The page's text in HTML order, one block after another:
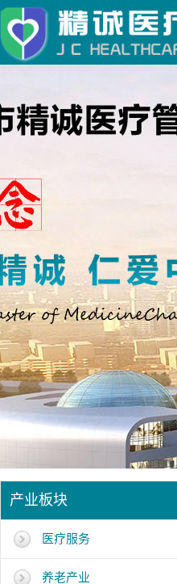
产业板块
医疗服务
养老产业